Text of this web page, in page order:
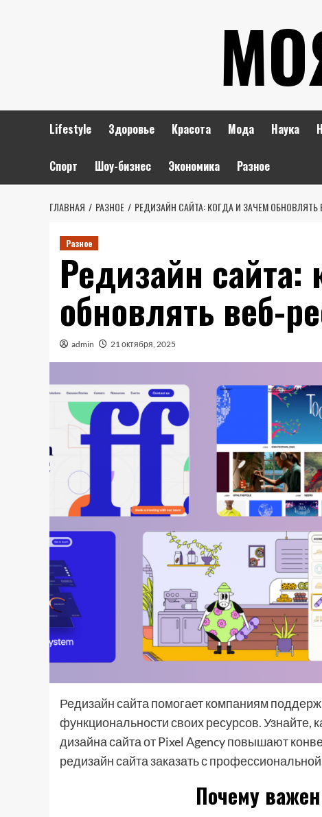
Lifestyle Здоровье Красота Мода Наука
Спорт Шоу-бизнес Экономика Разное
ГЛАВНАЯ РАЗНОЕ РЕДИЗАЙН САЙТА: КОГДА И ЗАЧЕМ ОБНОВЛЯТЬ
Разное
Редизайн сайта:
обновлять веб-
admin 21 октября, 2025
Редизайн сайта помогает компаниям
функциональности своих ресурсов. Узнайте,
дизайна сайта от Pixel Agency повышают
редизайн сайта заказать с
Почему